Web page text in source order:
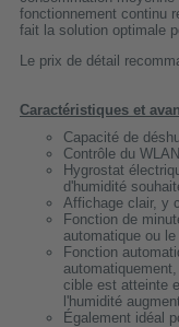
fonctionnement continu
fait la solution optimale
Le prix de détail
Caractéristiques et
Capacité de
Contrôle du
Hygrostat
d'humidité
Affichage clair, y
Fonction de
automatique ou
Fonction
cible est atteinte
l'humidité
Également idéal